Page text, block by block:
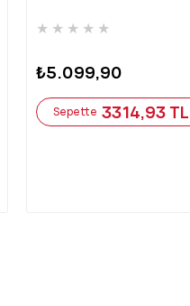
★ ★ ★ ★ ★
₺5.099,90
Sepette 3314,93 TL